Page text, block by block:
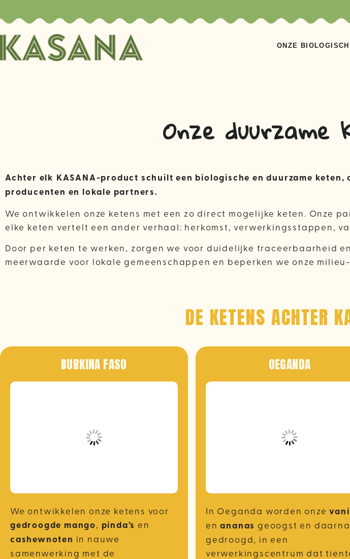
ONZE
Onze duurzame
Achter elk KASANA-product schuilt een biologische en duurzame
producenten en lokale partners.
We ontwikkelen onze ketens met een zo direct mogelijke keten. Onze
elke keten vertelt een ander verhaal: herkomst, verwerkingsstappen,
Door per keten te werken, zorgen we voor duidelijke traceerbaarheid
meerwaarde voor lokale gemeenschappen en beperken we onze
DE KETENS ACHTER
BURKINA FASO
We ontwikkelen onze ketens voor
gedroogde mango pinda’s en
cashewnoten in nauwe
samenwerking met de
OEGANDA
In Oeganda worden onze
enananas geoogst en daarna
gedroogd, in een
verwerkingscentrum dat